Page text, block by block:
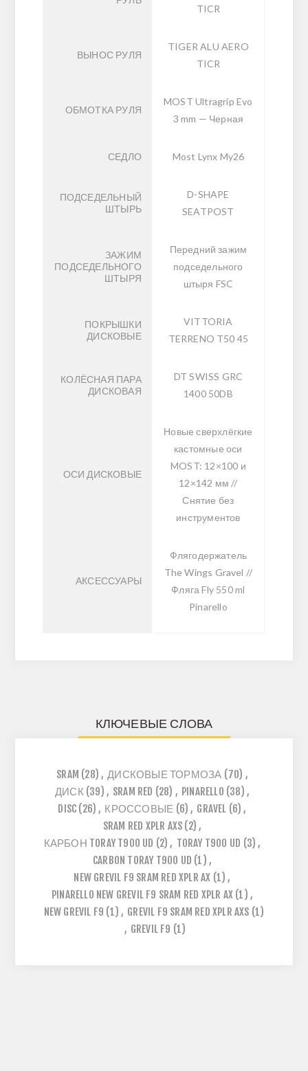
TICR
ВЫНОС РУЛЯ
TIGER ALU AERO
TICR
ОБМОТКА РУЛЯ
MOST Ultragrip Evo
3 mm — Черная
СЕДЛО Most Lynx My26
ПОДСЕДЕЛЬНЫЙ
ШТЫРЬ
D-SHAPE
SEATPOST
ЗАЖИМ
ПОДСЕДЕЛЬНОГО
ШТЫРЯ
Передний зажим
подседельного
штыря FSC
ПОКРЫШКИ
ДИСКОВЫЕ
VITTORIA
TERRENO T50 45
КОЛЁСНАЯ ПАРА
ДИСКОВАЯ
DT SWISS GRC
1400 50DB
ОСИ ДИСКОВЫЕ
Новые сверхлёгкие
кастомные оси
MOST: 12×100 и
12×142 мм //
Снятие без
инструментов
АКСЕССУАРЫ
Флягодержатель
The Wings Gravel //
Фляга Fly 550 ml
Pinarello
КЛЮЧЕВЫЕ СЛОВА
SRAM (28) , ДИСКОВЫЕ ТОРМОЗА (70) ,
ДИСК (39) , SRAM RED (28) , PINARELLO (38) ,
DISC (26) , КРОССОВЫЕ (6) , GRAVEL (6) ,
SRAM RED XPLR AXS (2) ,
КАРБОН TORAY T900 UD (2) , TORAY T900 UD (3) ,
CARBON TORAY T900 UD (1) ,
NEW GREVIL F9 SRAM RED XPLR AX (1) ,
PINARELLO NEW GREVIL F9 SRAM RED XPLR AX (1) ,
NEW GREVIL F9 (1) , GREVIL F9 SRAM RED XPLR AXS (1)
, GREVIL F9 (1)